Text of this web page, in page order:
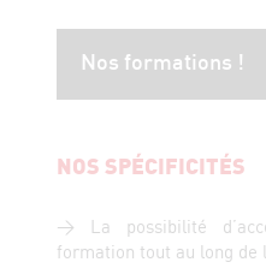
Nos formations !
NOS SPÉCIFICITÉS
> La possibilité
formation tout au long de